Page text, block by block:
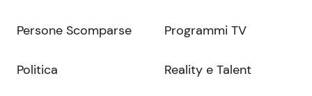
Persone Scomparse
Politica
Programmi TV
Reality e Talent